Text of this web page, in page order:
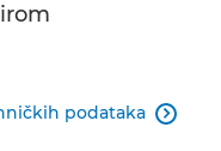
podataka 